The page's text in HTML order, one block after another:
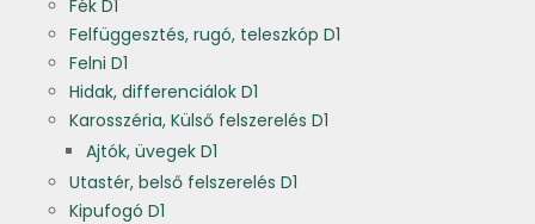
Fék D1
Felfüggesztés, rugó, teleszkóp D1
Felni D1
Hidak, differenciálok D1
Karosszéria, Külső felszerelés D1
Ajtók, üvegek D1
Utastér, belső felszerelés D1
Kipufogó D1